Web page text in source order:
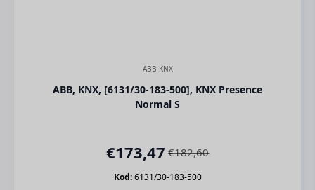
ABB KNX
ABB, KNX, [6131/30-183-500], KNX Presence
Normal S
€182,60
Orijinal
fiyat:
€173,47Şu
andaki
Kod:6131/30-183-500